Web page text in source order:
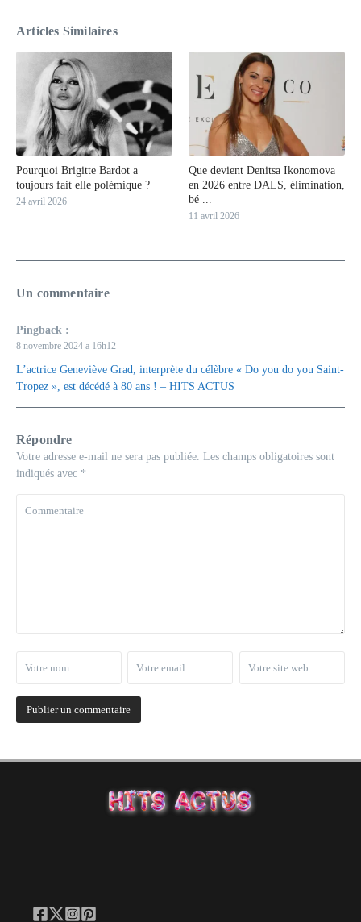
Articles Similaires
Pourquoi Brigitte Bardot a
toujours fait elle polémique ?
24 avril 2026
Que devient Denitsa Ikonomova
en 2026 entre DALS, élimination,
bé ...
11 avril 2026
Un commentaire
Pingback :
8 novembre 2024 a 16h12
L’actrice Geneviève Grad, interprète du célèbre « Do you do you Saint-
Tropez », est décédé à 80 ans ! – HITS ACTUS
Répondre
Votre adresse e-mail ne sera pas publiée. Les champs obligatoires sont
indiqués avec *